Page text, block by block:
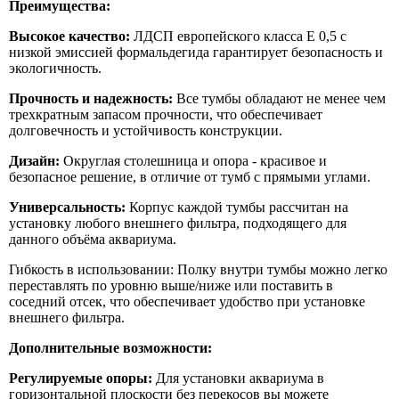
Преимущества:
Высокое качество: ЛДСП европейского класса E 0,5 с
низкой эмиссией формальдегида гарантирует безопасность и
экологичность.
Прочность и надежность: Все тумбы обладают не менее чем
трехкратным запасом прочности, что обеспечивает
долговечность и устойчивость конструкции.
Дизайн: Округлая столешница и опора - красивое и
безопасное решение, в отличие от тумб с прямыми углами.
Универсальность: Корпус каждой тумбы рассчитан на
установку любого внешнего фильтра, подходящего для
данного объёма аквариума.
Гибкость в использовании: Полку внутри тумбы можно легко
переставлять по уровню выше/ниже или поставить в
соседний отсек, что обеспечивает удобство при установке
внешнего фильтра.
Дополнительные возможности:
Регулируемые опоры: Для установки аквариума в
горизонтальной плоскости без перекосов вы можете